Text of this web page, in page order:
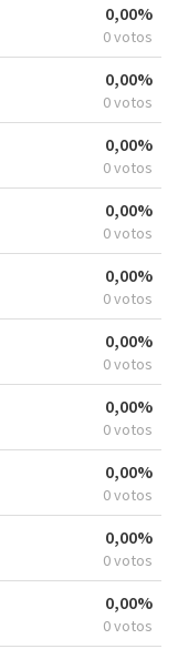
0,00%
0 votos
0,00%
0 votos
0,00%
0 votos
0,00%
0 votos
0,00%
0 votos
0,00%
0 votos
0,00%
0 votos
0,00%
0 votos
0,00%
0 votos
0,00%
0 votos